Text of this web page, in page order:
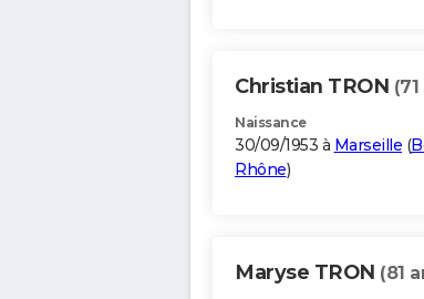
Christian TRON
Naissance
30/09/1953 à Marseille (
Rhône)
Maryse TRON (81